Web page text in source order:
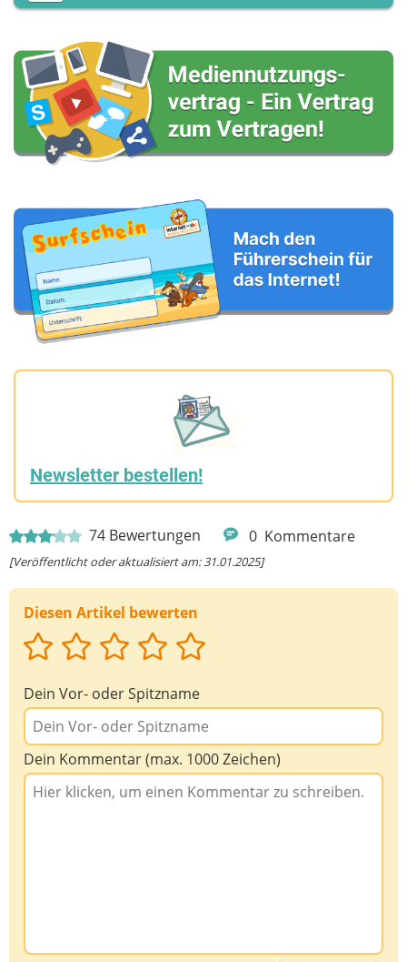
74 Bewertungen 0 Kommentare
[Veröffentlicht oder aktualisiert am: 31.01.2025]
Diesen Artikel bewerten
Dein Vor- oder Spitzname
Dein Kommentar (max. 1000 Zeichen)
Deine Nachricht
Newsletter bestellen!